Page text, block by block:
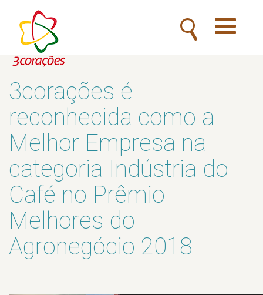
Toggle
navigation
3corações é
reconhecida como a
Melhor Empresa na
categoria Indústria do
Café no Prêmio
Melhores do
Agronegócio 2018